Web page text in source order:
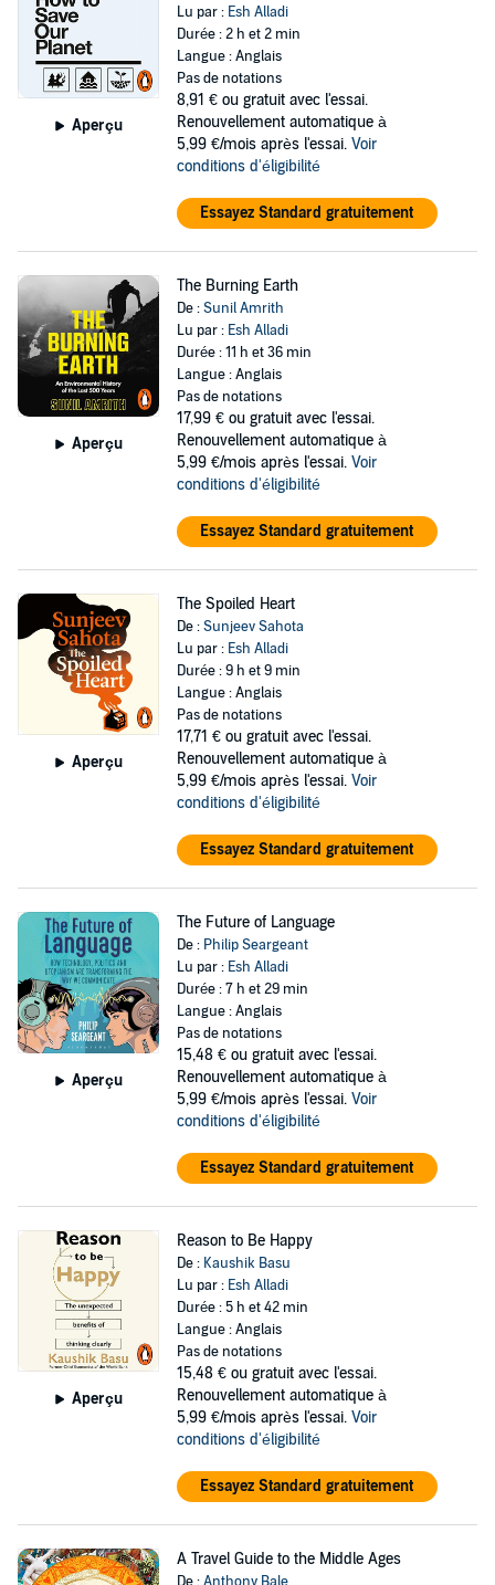
Aperçu
Lu par : Esh Alladi
Durée : 2 h et 2 min
Langue : Anglais
Pas de notations
8,91 € ou gratuit avec l'essai.
Renouvellement automatique à
5,99 €/mois après l'essai. Voir
conditions d'éligibilité
Essayez Standard gratuitement
Aperçu
The Burning Earth
De :Sunil Amrith
Lu par : Esh Alladi
Durée : 11 h et 36 min
Langue : Anglais
Pas de notations
17,99 € ou gratuit avec l'essai.
Renouvellement automatique à
5,99 €/mois après l'essai. Voir
conditions d'éligibilité
Essayez Standard gratuitement
Aperçu
The Spoiled Heart
De :Sunjeev Sahota
Lu par : Esh Alladi
Durée : 9 h et 9 min
Langue : Anglais
Pas de notations
17,71 € ou gratuit avec l'essai.
Renouvellement automatique à
5,99 €/mois après l'essai. Voir
conditions d'éligibilité
Essayez Standard gratuitement
Aperçu
The Future of Language
De : Philip Seargeant
Lu par : Esh Alladi
Durée : 7 h et 29 min
Langue : Anglais
Pas de notations
15,48 € ou gratuit avec l'essai.
Renouvellement automatique à
5,99 €/mois après l'essai. Voir
conditions d'éligibilité
Essayez Standard gratuitement
Aperçu
Reason to Be Happy
De : Kaushik Basu
Lu par : Esh Alladi
Durée : 5 h et 42 min
Langue : Anglais
Pas de notations
15,48 € ou gratuit avec l'essai.
Renouvellement automatique à
5,99 €/mois après l'essai. Voir
conditions d'éligibilité
Essayez Standard gratuitement
A Travel Guide to the Middle Ages